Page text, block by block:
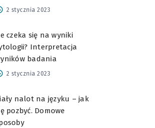
2 stycznia 2023
czeka się na wyniki
Interpretacja
badania
2 stycznia 2023
nalot na języku – jak
pozbyć. Domowe